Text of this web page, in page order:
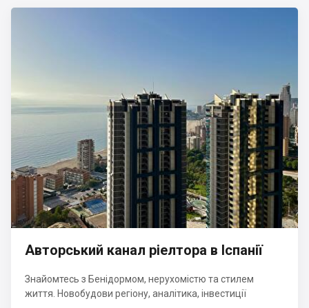
Авторський канал ріелтора в Іспанії
Знайомтесь з Бенідормом, нерухомістю та стилем
життя. Новобудови регіону, аналітика, інвестиції